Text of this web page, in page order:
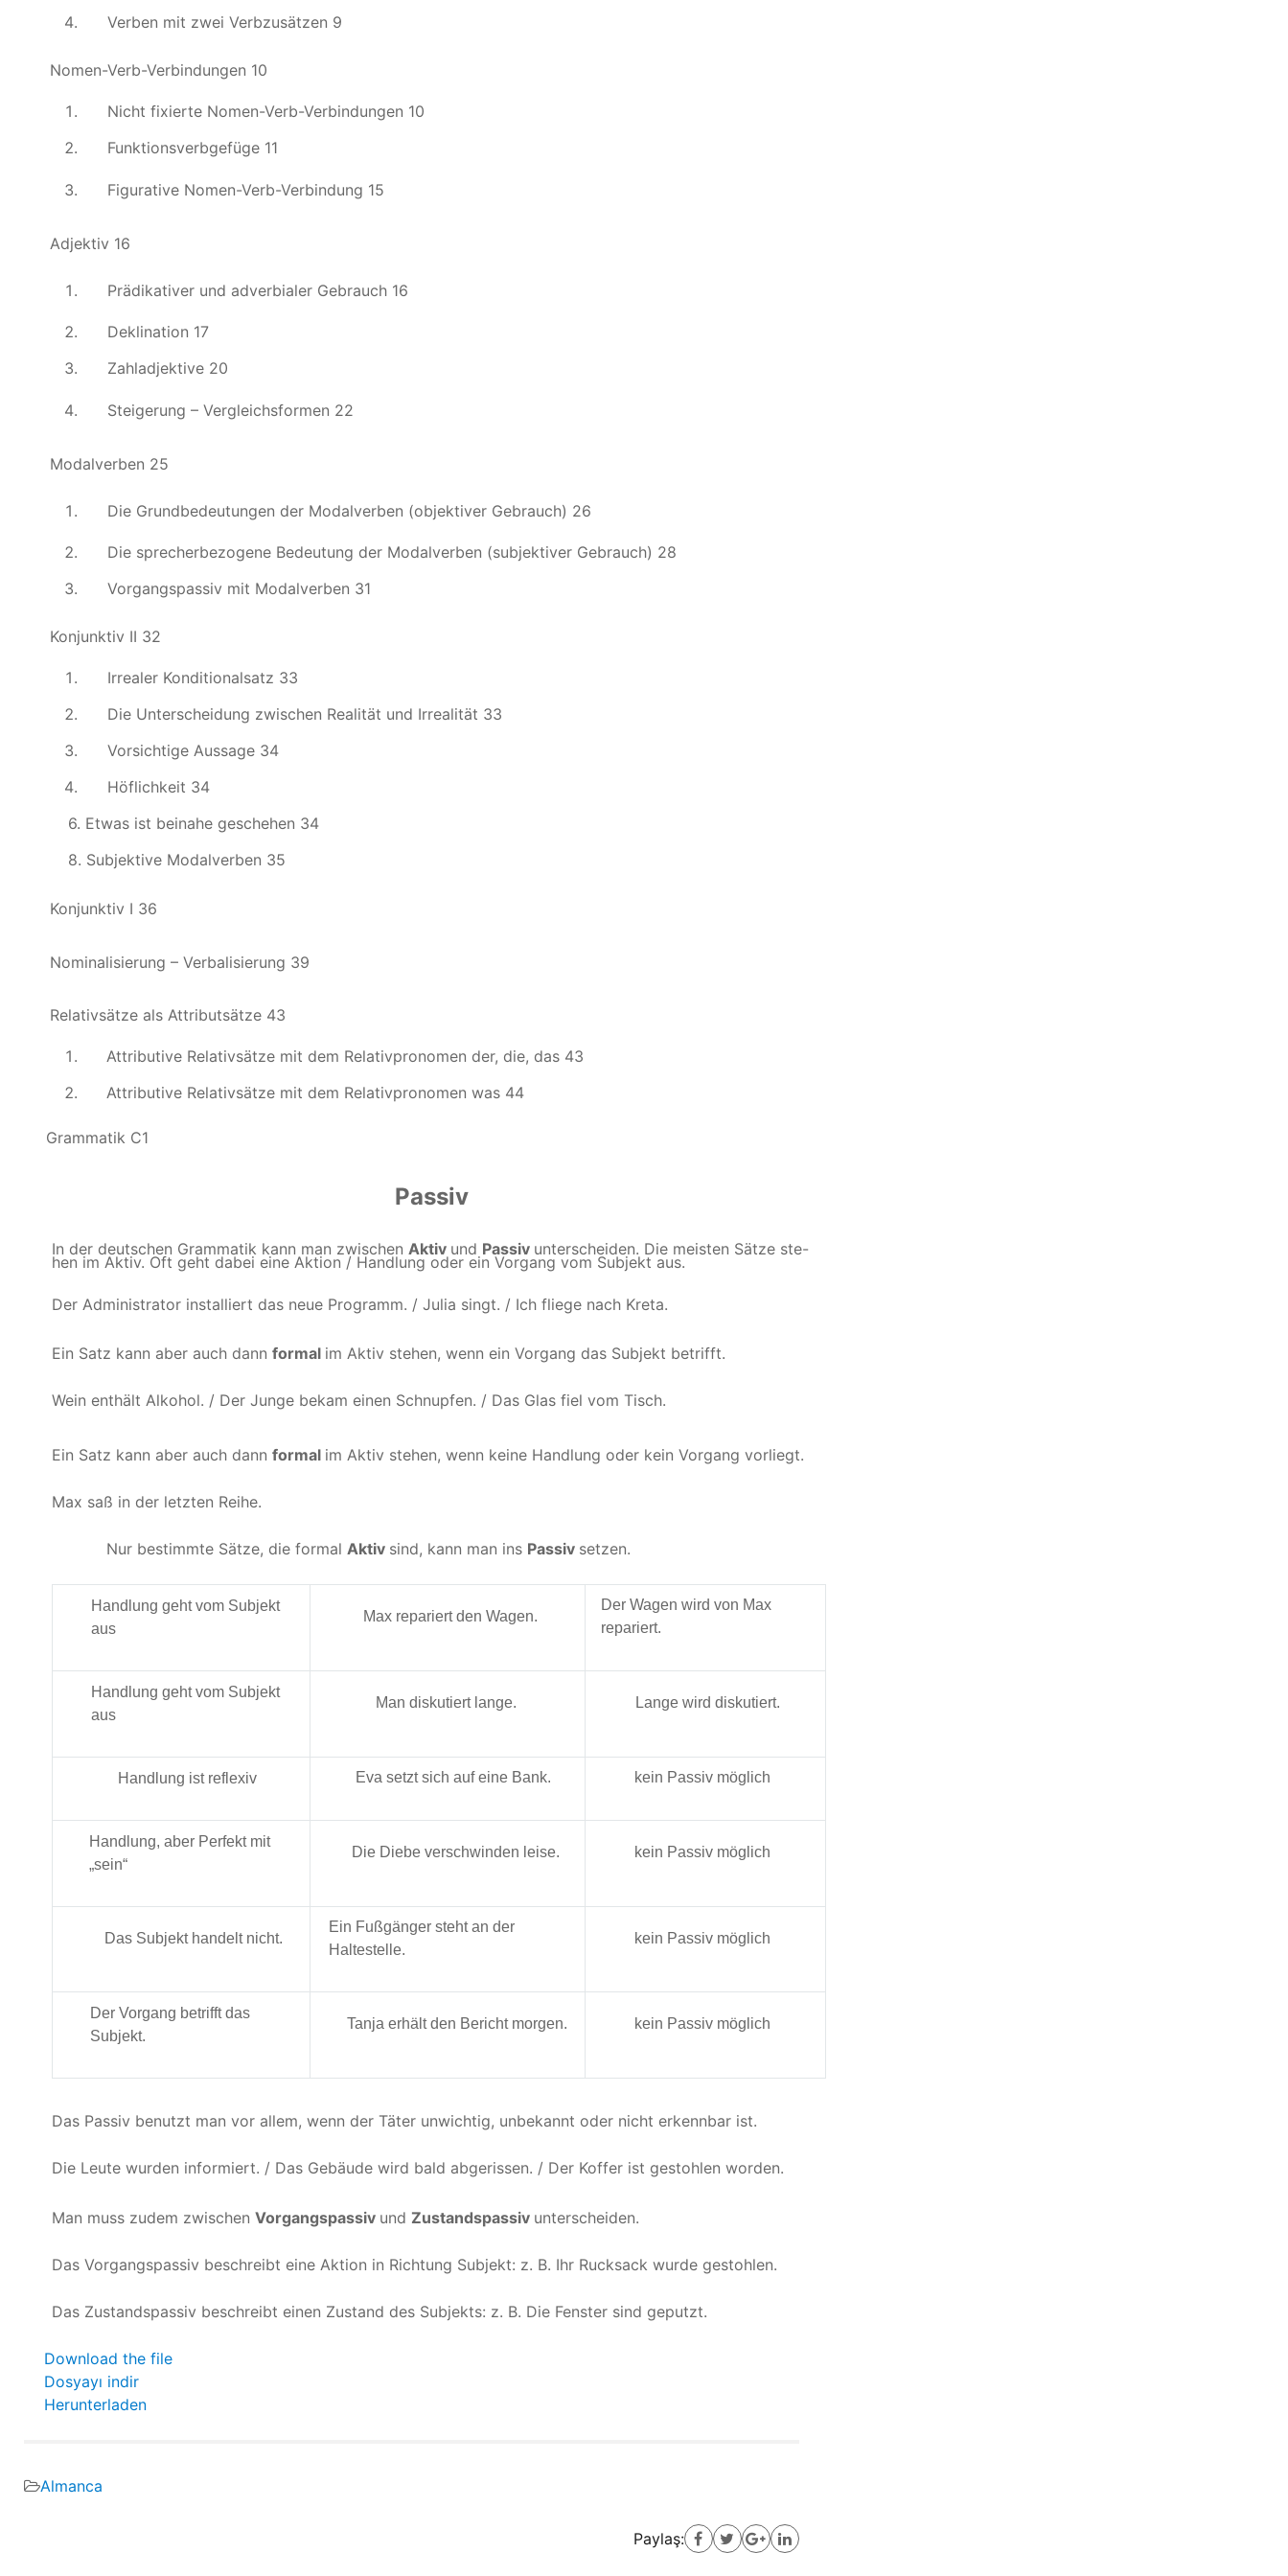
Verben mit zwei Verbzusätzen 9
Nomen-Verb-Verbindungen 10
Nicht fixierte Nomen-Verb-Verbindungen 10
Funktionsverbgefüge 11
Figurative Nomen-Verb-Verbindung 15
Adjektiv 16
Prädikativer und adverbialer Gebrauch 16
Deklination 17
Zahladjektive 20
Steigerung – Vergleichsformen 22
Modalverben 25
Die Grundbedeutungen der Modalverben (objektiver Gebrauch) 26
Die sprecherbezogene Bedeutung der Modalverben (subjektiver Gebrauch) 28
Vorgangspassiv mit Modalverben 31
Konjunktiv II 32
Irrealer Konditionalsatz 33
Die Unterscheidung zwischen Realität und Irrealität 33
Vorsichtige Aussage 34
Höflichkeit 34
6. Etwas ist beinahe geschehen 34
8. Subjektive Modalverben 35
Konjunktiv I 36
Nominalisierung – Verbalisierung 39
Relativsätze als Attributsätze 43
Attributive Relativsätze mit dem Relativpronomen der, die, das 43
Attributive Relativsätze mit dem Relativpronomen was 44
Grammatik C1
Passiv
In der deutschen Grammatik kann man zwischen Aktiv und Passiv unterscheiden. Die meisten Sätze ste-
hen im Aktiv. Oft geht dabei eine Aktion / Handlung oder ein Vorgang vom Subjekt aus.
Der Administrator installiert das neue Programm. / Julia singt. / Ich fliege nach Kreta.
Ein Satz kann aber auch dann formal im Aktiv stehen, wenn ein Vorgang das Subjekt betrifft.
Wein enthält Alkohol. / Der Junge bekam einen Schnupfen. / Das Glas fiel vom Tisch.
Ein Satz kann aber auch dann formal im Aktiv stehen, wenn keine Handlung oder kein Vorgang vorliegt.
Max saß in der letzten Reihe.
Nur bestimmte Sätze, die formalAktiv sind, kann man ins Passiv setzen.
Handlung geht vom Subjekt
aus
Max repariert den Wagen.
Der Wagen wird von Max
repariert.
Handlung geht vom Subjekt
aus
Man diskutiert lange. Lange wird diskutiert.
Handlung ist reflexiv Eva setzt sich auf eine Bank. kein Passiv möglich
Handlung, aber Perfekt mit
„sein“
Die Diebe verschwinden leise. kein Passiv möglich
Das Subjekt handelt nicht.
Ein Fußgänger steht an der
Haltestelle.
kein Passiv möglich
Der Vorgang betrifft das
Subjekt.
Tanja erhält den Bericht morgen. kein Passiv möglich
Das Passiv benutzt man vor allem, wenn der Täter unwichtig, unbekannt oder nicht erkennbar ist.
Die Leute wurden informiert. / Das Gebäude wird bald abgerissen. / Der Koffer ist gestohlen worden.
Man muss zudem zwischen Vorgangspassiv und Zustandspassiv unterscheiden.
Das Vorgangspassiv beschreibt eine Aktion in Richtung Subjekt: z. B. Ihr Rucksack wurde gestohlen.
Das Zustandspassiv beschreibt einen Zustand des Subjekts: z. B. Die Fenster sind geputzt.
Download the file
Dosyayı indir
Herunterladen
Almanca
Paylaş: